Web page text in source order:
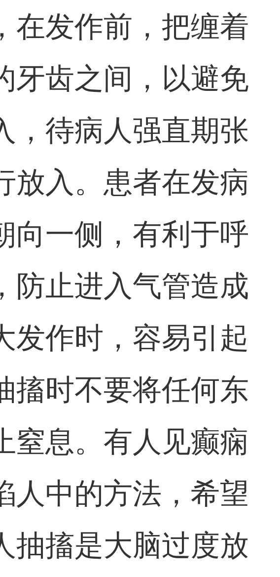
在发作前，把缠着
牙齿之间，以避免
，待病人强直期张
放入。患者在发病
向一侧，有利于呼
防止进入气管造成
发作时，容易引起
搐时不要将任何东
窒息。有人见癫痫
人中的方法，希望
抽搐是大脑过度放